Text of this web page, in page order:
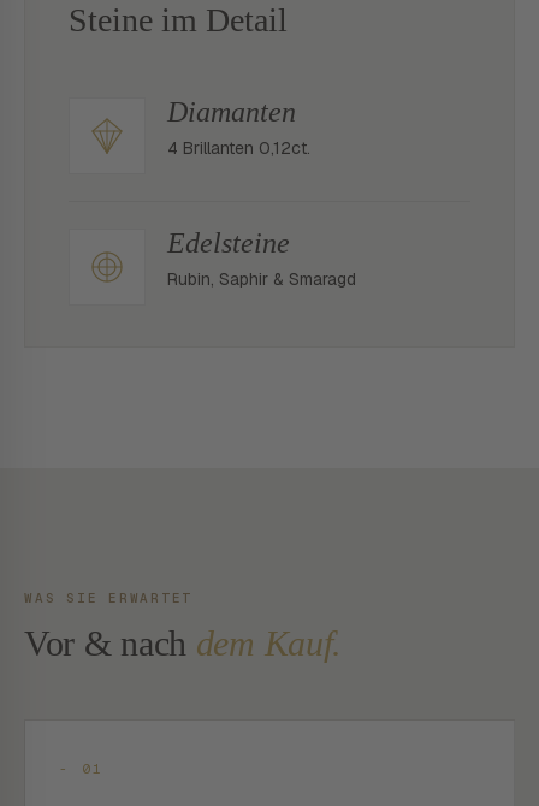
Steine im Detail
Diamanten
4 Brillanten 0,12ct.
Edelsteine
Rubin, Saphir & Smaragd
WAS SIE ERWARTET
Vor & nach dem Kauf.
- 01